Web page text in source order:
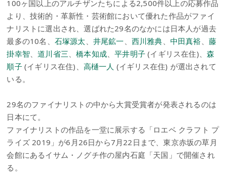
100ヶ国以上のアルチザンたちによる2,500件以上の応募作品
より、技術的・革新性・芸術館において優れた作品がファイ
ナリストに選出され、選ばれた29名のなかには日本人が過去
最多の10名、 石塚源太 井尾鉱一 西川雅典 中田真裕
藤
掛幸智 、道川省三 、橋本知成 、平井明子 (イギリス在住)、森
順子(イギリス在住)、 高樋一人 (イギリス在住) が選出されて
いる。
29名のファイナリストの中から大賞受賞者が発表されるのは
日本にて。
ファイナリストの作品を一堂に展示する「ロエベ クラフト プ
ライズ 2019」が6月26日から7月22日まで、東京赤坂の草月
会館にあるイサム・ノグチ作の屋内石庭「天国」で開催され
る。